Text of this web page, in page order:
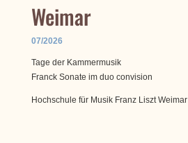
Weimar
07/2026
Tage der Kammermusik
Franck Sonate im duo convision
Hochschule für Musik Franz Liszt Weimar